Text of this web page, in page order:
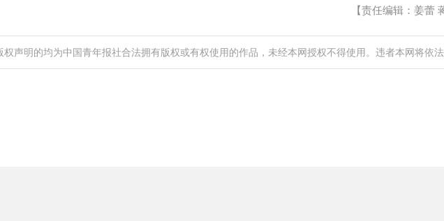
【责任编辑：姜蕾
权声明的均为中国青年报社合法拥有版权或有权使用的作品，未经本网授权不得使用。违者本网将依法